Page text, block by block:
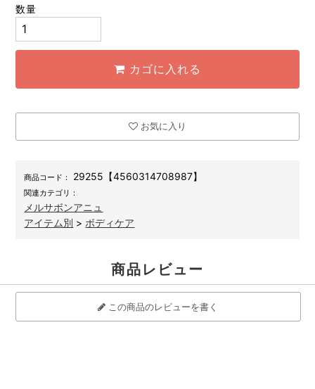
数量
カゴに入れる
お気に入り
商品コード： 29255【4560314708987】
関連カテゴリ：
メルサボンアニュ
アイテム別 > ボディケア
商品レビュー
この商品のレビューを書く